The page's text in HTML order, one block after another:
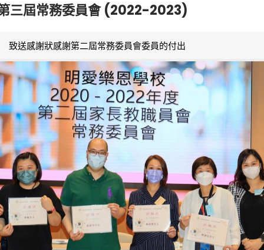
三屆常務委員會 (2022-2023)
致送感謝狀感謝第二屆常務委員會委員的付出